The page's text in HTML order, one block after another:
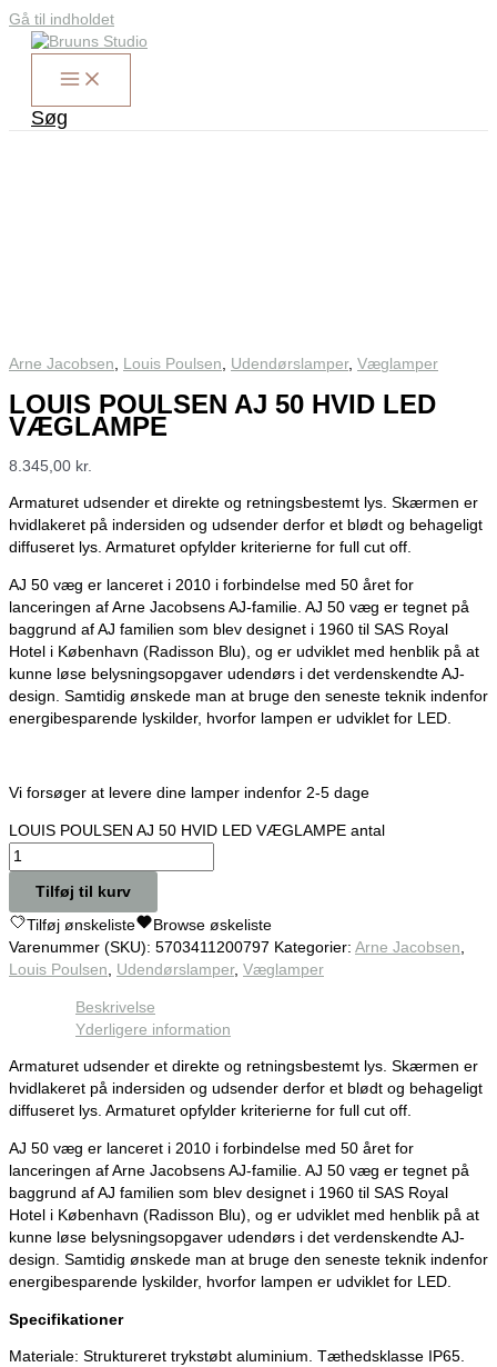
Gå til indholdet
Søg
Arne Jacobsen, Louis Poulsen, Udendørslamper, Væglamper
LOUIS POULSEN AJ 50 HVID LED
VÆGLAMPE
8.345,00 kr.
Armaturet udsender et direkte og retningsbestemt lys. Skærmen er
hvidlakeret på indersiden og udsender derfor et blødt og behageligt
diffuseret lys. Armaturet opfylder kriterierne for full cut off.
AJ 50 væg er lanceret i 2010 i forbindelse med 50 året for
lanceringen af Arne Jacobsens AJ-familie. AJ 50 væg er tegnet på
baggrund af AJ familien som blev designet i 1960 til SAS Royal
Hotel i København (Radisson Blu), og er udviklet med henblik på at
kunne løse belysningsopgaver udendørs i det verdenskendte AJ-
design. Samtidig ønskede man at bruge den seneste teknik indenfor
energibesparende lyskilder, hvorfor lampen er udviklet for LED.
Vi forsøger at levere dine lamper indenfor 2-5 dage
LOUIS POULSEN AJ 50 HVID LED VÆGLAMPE antal
Tilføj til kurv
Tilføj ønskeliste Browse øskeliste
Varenummer (SKU): 5703411200797 Kategorier: Arne Jacobsen,
Louis Poulsen, Udendørslamper, Væglamper
Beskrivelse
Yderligere information
Armaturet udsender et direkte og retningsbestemt lys. Skærmen er
hvidlakeret på indersiden og udsender derfor et blødt og behageligt
diffuseret lys. Armaturet opfylder kriterierne for full cut off.
AJ 50 væg er lanceret i 2010 i forbindelse med 50 året for
lanceringen af Arne Jacobsens AJ-familie. AJ 50 væg er tegnet på
baggrund af AJ familien som blev designet i 1960 til SAS Royal
Hotel i København (Radisson Blu), og er udviklet med henblik på at
kunne løse belysningsopgaver udendørs i det verdenskendte AJ-
design. Samtidig ønskede man at bruge den seneste teknik indenfor
energibesparende lyskilder, hvorfor lampen er udviklet for LED.
Specifikationer
Materiale: Struktureret trykstøbt aluminium. Tæthedsklasse IP65.